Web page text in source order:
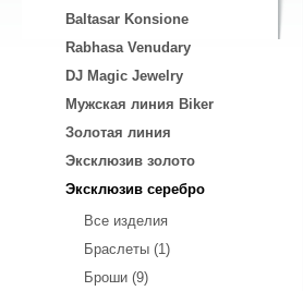
Baltasar Konsione
Rabhasa Venudary
DJ Magic Jewelry
Мужская линия Biker
Золотая линия
Эксклюзив золото
Эксклюзив серебро
Все изделия
Браслеты (1)
Броши (9)